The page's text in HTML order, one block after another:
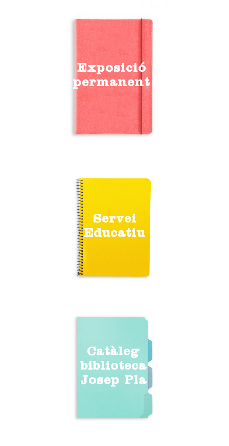
Exposició
permanent
Servei
Educatiu
Catàleg
biblioteca
Josep Pla